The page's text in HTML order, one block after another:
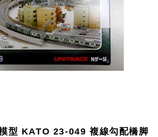
模型 KATO 23-049 複線勾配橋脚